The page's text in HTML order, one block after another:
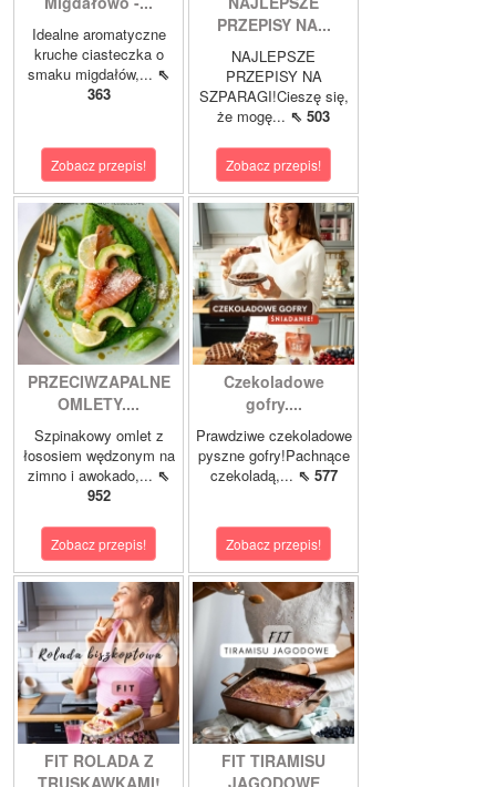
Idealne aromatyczne
kruche ciasteczka o
smaku migdałów,... ⇖
363
Zobacz przepis!
PRZEPISY NA...
NAJLEPSZE
PRZEPISY NA
SZPARAGI!Cieszę się,
że mogę... ⇖ 503
Zobacz przepis!
PRZECIWZAPALNE
OMLETY....
Szpinakowy omlet z
łososiem wędzonym na
zimno i awokado,... ⇖
952
Zobacz przepis!
Czekoladowe
gofry....
Prawdziwe czekoladowe
pyszne gofry!Pachnące
czekoladą,... ⇖ 577
Zobacz przepis!
FIT ROLADA Z
FIT TIRAMISU